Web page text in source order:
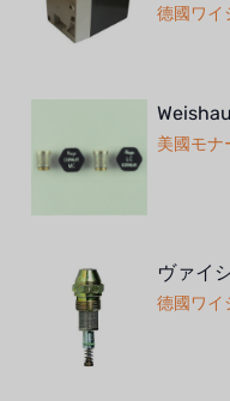
德國ワイ
美國モナ
ヴァイ
德國ワイ